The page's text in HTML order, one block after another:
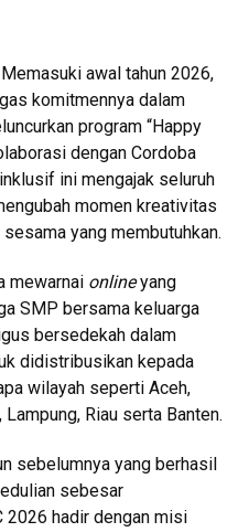
awal tahun 2026,
komitmennya dalam
program “Happy
dengan Cordoba
ini mengajak seluruh
momen kreativitas
yang membutuhkan.
mewarnai onlineyang
SMP bersama keluarga
bersedekah dalam
didistribusikan kepada
wilayah seperti Aceh,
Riau serta Banten.
sebelumnya yang berhasil
sebesar
2026 hadir dengan misi